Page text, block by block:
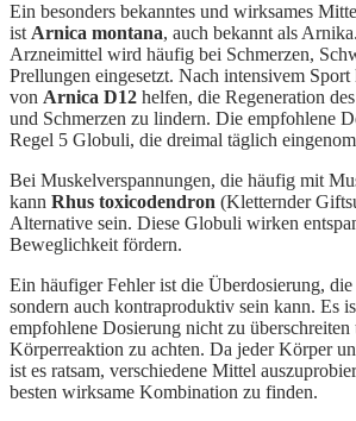
Ein besonders bekanntes und wirksames
ist Arnica montana, auch bekannt als
Arzneimittel wird häufig bei Schmerzen,
Prellungen eingesetzt. Nach intensivem
von Arnica D12 helfen, die Regeneration
und Schmerzen zu lindern. Die empfohlene
Regel 5 Globuli, die dreimal täglich
Bei Muskelverspannungen, die häufig mit
kann Rhus toxicodendron (Kletternder
Alternative sein. Diese Globuli wirken
Beweglichkeit fördern.
Ein häufiger Fehler ist die Überdosierung,
sondern auch kontraproduktiv sein kann. Es
empfohlene Dosierung nicht zu überschreiten
Körperreaktion zu achten. Da jeder Körper
ist es ratsam, verschiedene Mittel
besten wirksame Kombination zu finden.